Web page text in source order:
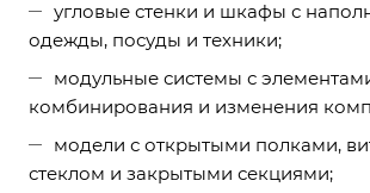
угловые стенки и шкафы с
одежды, посуды и техники;
модульные системы с
комбинирования и изменения
модели с открытыми полками,
стеклом и закрытыми секциями;